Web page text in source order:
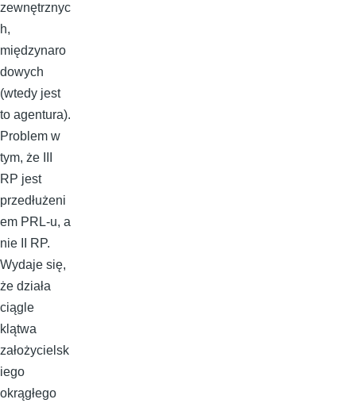
zewnętrznyc
h,
międzynaro
dowych
(wtedy jest
to agentura).
Problem w
tym, że III
RP jest
przedłużeni
em PRL-u, a
nie II RP.
Wydaje się,
że działa
ciągle
klątwa
założycielsk
iego
okrągłego